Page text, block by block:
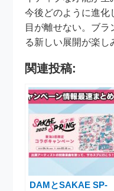
今後どのように進化
目が離せない。ブ
る新しい展開が楽し
関連投稿:
DAMとSAKAE SP-